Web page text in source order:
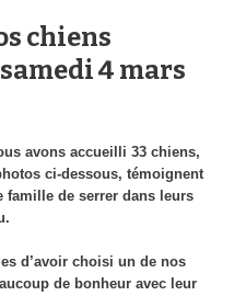
chiens
4 mars
avons accueilli 33 chiens,
ci-dessous, témoignent
de serrer dans leurs
d’avoir choisi un de nos
de bonheur avec leur